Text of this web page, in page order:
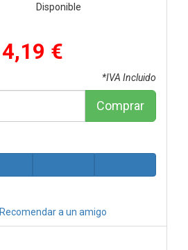
Disponible
4,19 €
*IVA Incluido
Comprar
Recomendar a un amigo